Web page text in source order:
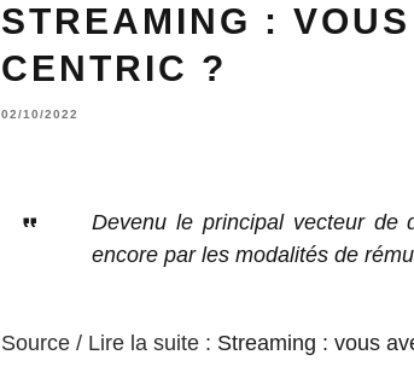
STREAMING :
CENTRIC ?
02/10/2022
Devenu le principal vecteur de
encore par les modalités de
Source / Lire la suite : Streaming : vous